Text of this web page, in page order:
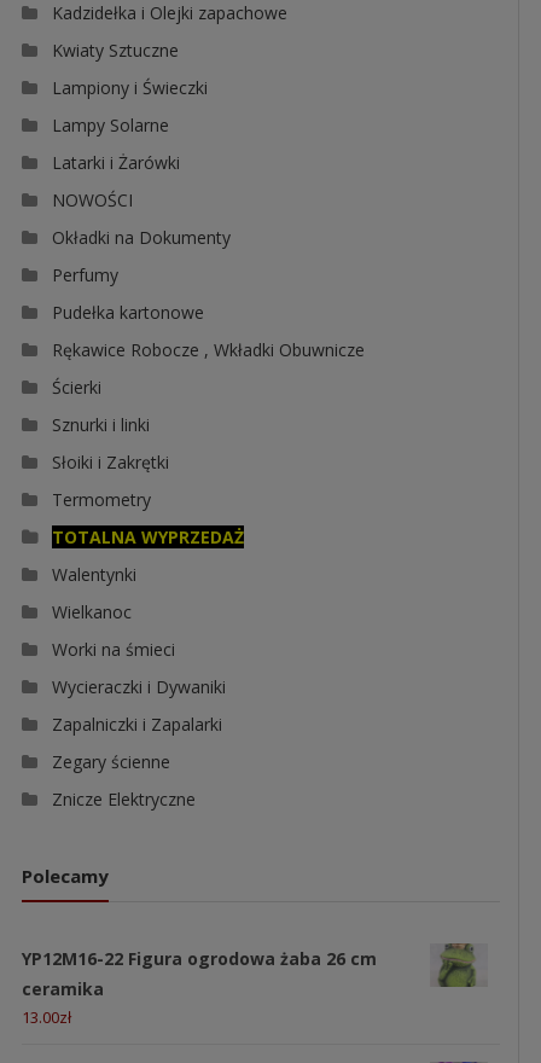
Kadzidełka i Olejki zapachowe
Kwiaty Sztuczne
Lampiony i Świeczki
Lampy Solarne
Latarki i Żarówki
NOWOŚCI
Okładki na Dokumenty
Perfumy
Pudełka kartonowe
Rękawice Robocze , Wkładki Obuwnicze
Ścierki
Sznurki i linki
Słoiki i Zakrętki
Termometry
TOTALNA WYPRZEDAŻ
Walentynki
Wielkanoc
Worki na śmieci
Wycieraczki i Dywaniki
Zapalniczki i Zapalarki
Zegary ścienne
Znicze Elektryczne
Polecamy
YP12M16-22 Figura ogrodowa żaba 26 cm
ceramika
13.00zł